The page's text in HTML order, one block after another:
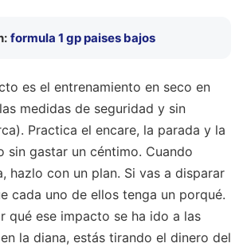
formula 1 gp paises bajos
es el entrenamiento en seco en
medidas de seguridad y sin
Practica el encare, la parada y la
sin gastar un céntimo. Cuando
hazlo con un plan. Si vas a disparar
cada uno de ellos tenga un porqué.
qué ese impacto se ha ido a las
la diana, estás tirando el dinero del